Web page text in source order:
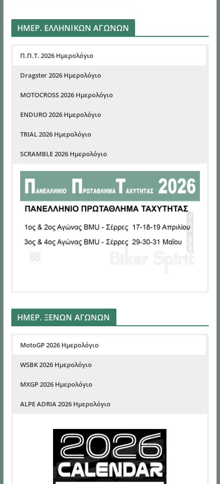
ΗΜΕΡ. ΕΛΛΗΝΙΚΩΝ ΑΓΩΝΩΝ
Π.Π.Τ. 2026 Ημερολόγιο
Dragster 2026 Ημερολόγιο
MOTOCROSS 2026 Ημερολόγιο
ENDURO 2026 Ημερολόγιο
TRIAL 2026 Ημερολόγιο
SCRAMBLE 2026 Ημερολόγιο
ΗΜΕΡ. ΞΕΝΩΝ ΑΓΩΝΩΝ
MotoGP 2026 Ημερολόγιο
WSBK 2026 Ημερολόγιο
MXGP 2026 Ημερολόγιο
ALPE ADRIA 2026 Ημερολόγιο